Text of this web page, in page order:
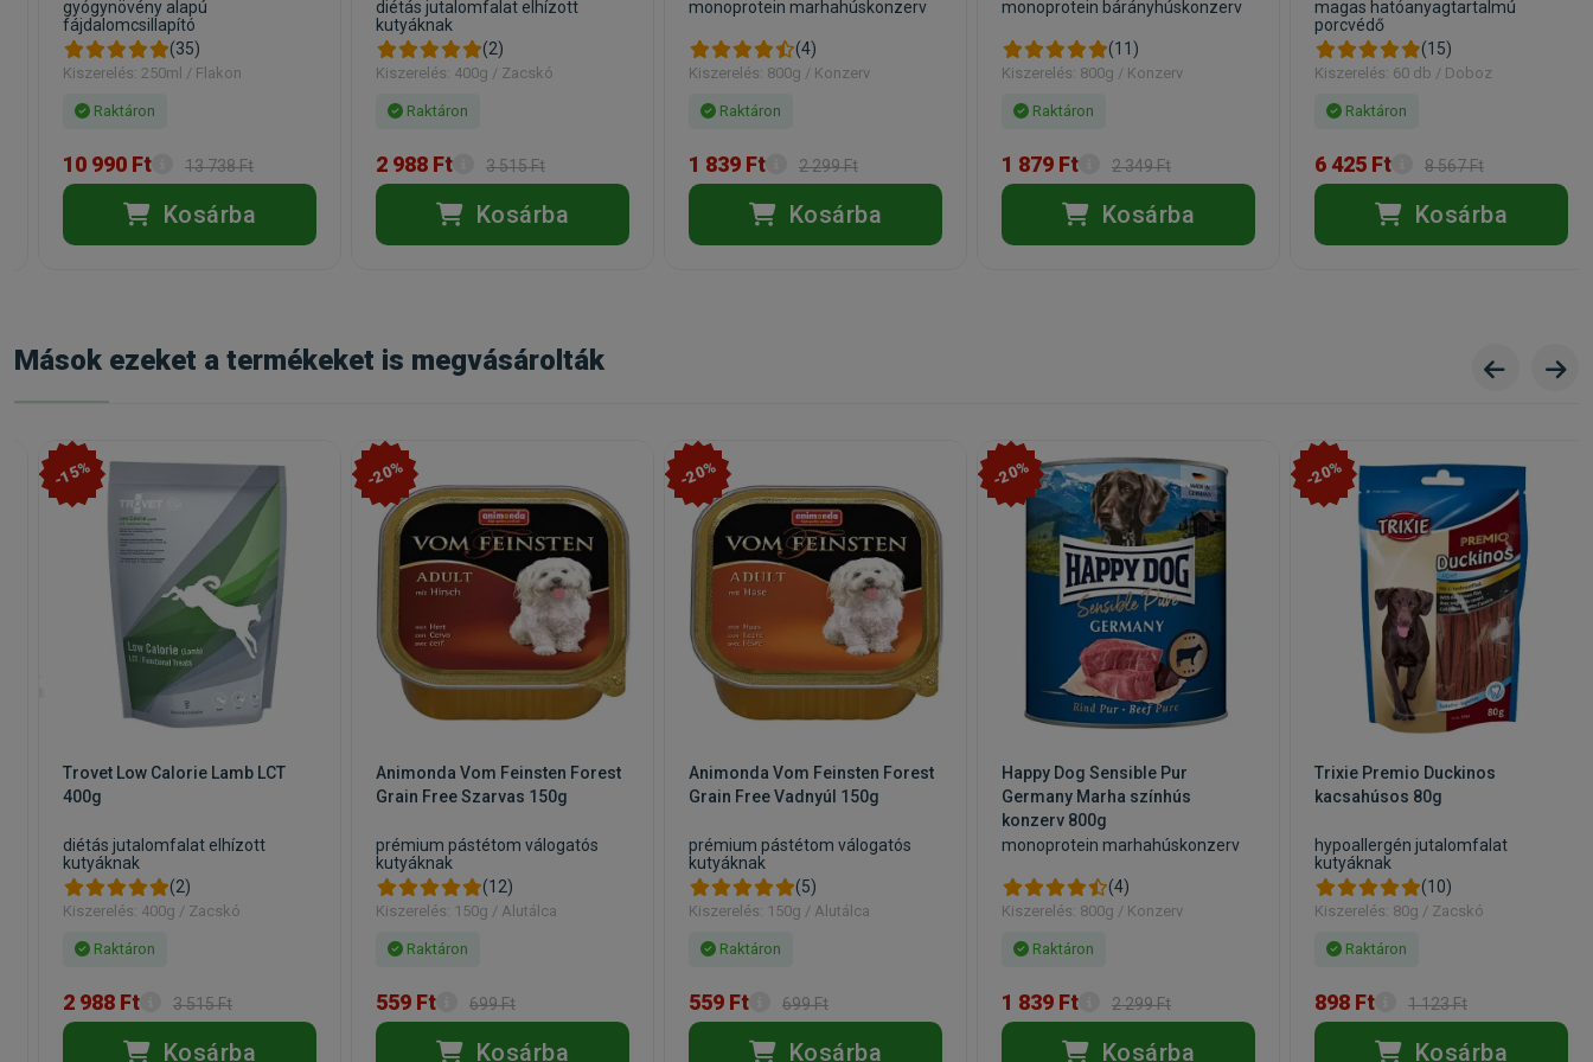
gyógynövény alapú
fájdalomcsillapító
(35)
Kiszerelés: 250ml / Flakon
Raktáron
10 990 Ft 13 738 Ft
Kosárba
diétás jutalomfalat elhízott
kutyáknak
(2)
Kiszerelés: 400g / Zacskó
Raktáron
2 988 Ft 3 515 Ft
Kosárba
monoprotein marhahúskonzerv
(4)
Kiszerelés: 800g / Konzerv
Raktáron
1 839 Ft 2 299 Ft
Kosárba
monoprotein bárányhúskonzerv
(11)
Kiszerelés: 800g / Konzerv
Raktáron
1 879 Ft 2 349 Ft
Kosárba
magas hatóanyagtartalmú
porcvédő
(15)
Kiszerelés: 60 db / Doboz
Raktáron
6 425 Ft 8 567 Ft
Kosárba
Mások ezeket a termékeket is megvásárolták
-15%
Trovet Low Calorie Lamb LCT
400g
diétás jutalomfalat elhízott
kutyáknak
(2)
Kiszerelés: 400g / Zacskó
Raktáron
2 988 Ft 3 515 Ft
Kosárba
-20%
Animonda Vom Feinsten Forest
Grain Free Szarvas 150g
prémium pástétom válogatós
kutyáknak
(12)
Kiszerelés: 150g / Alutálca
Raktáron
559 Ft 699 Ft
Kosárba
-20%
Animonda Vom Feinsten Forest
Grain Free Vadnyúl 150g
prémium pástétom válogatós
kutyáknak
(5)
Kiszerelés: 150g / Alutálca
Raktáron
559 Ft 699 Ft
Kosárba
-20%
Happy Dog Sensible Pur
Germany Marha színhús
konzerv 800g
monoprotein marhahúskonzerv
(4)
Kiszerelés: 800g / Konzerv
Raktáron
1 839 Ft 2 299 Ft
Kosárba
-20%
Trixie Premio Duckinos
kacsahúsos 80g
hypoallergén jutalomfalat
kutyáknak
(10)
Kiszerelés: 80g / Zacskó
Raktáron
898 Ft 1 123 Ft
Kosárba